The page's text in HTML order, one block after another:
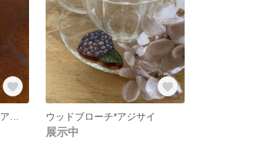
ウッドブローチ*アジサイ
展示中